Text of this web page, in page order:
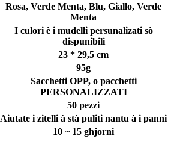
Rosa, Verde Menta, Blu, Giallo, Verde
Menta
I culori è i mudelli persunalizati sò
dispunibili
23 * 29,5 cm
95g
Sacchetti OPP, o pacchetti
PERSONALIZZATI
50 pezzi
Aiutate i zitelli à stà puliti nantu à i panni
10 ~ 15 ghjorni